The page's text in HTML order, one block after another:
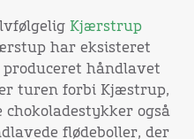
Kjærstrup
har eksisteret
produceret håndlavet
turen forbi Kjæstrup,
også
flødeboller, der